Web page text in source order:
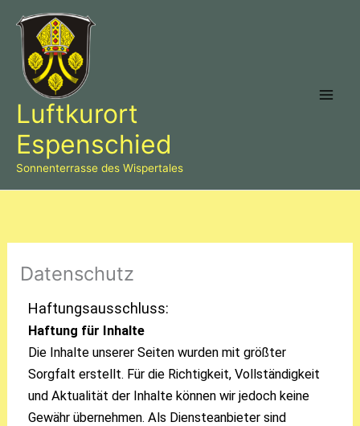
Inhalt
springen
Luftkurort
Espenschied
Sonnenterrasse des Wispertales
Datenschutz
Haftungsausschluss:
Haftung für Inhalte
Die Inhalte unserer Seiten wurden mit größter
Sorgfalt erstellt. Für die Richtigkeit, Vollständigkeit
und Aktualität der Inhalte können wir jedoch keine
Gewähr übernehmen. Als Diensteanbieter sind